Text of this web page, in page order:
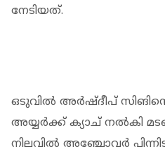
നേടിയത്.
ഒടുവിൽ അർഷ്ദീപ്
അയ്യർക്ക് ക്യാച് നൽകി
നിലവിൽ അഞ്ചോവർ